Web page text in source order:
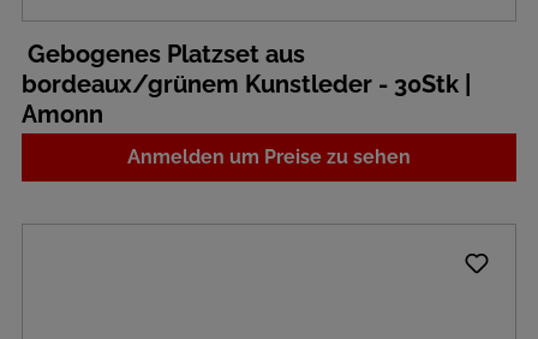
Gebogenes Platzset aus
bordeaux/grünem Kunstleder - 30Stk |
Amonn
Anmelden um Preise zu sehen